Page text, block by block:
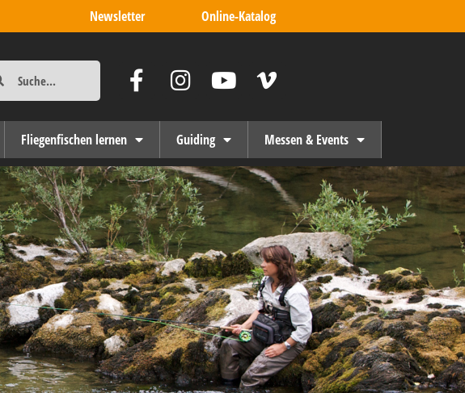
Newsletter Online-Katalog
Fliegenfischen lernen Guiding Messen & Events